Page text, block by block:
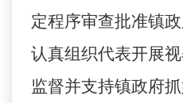
定程序审查批准镇
认真组织代表开展
监督并支持镇政府